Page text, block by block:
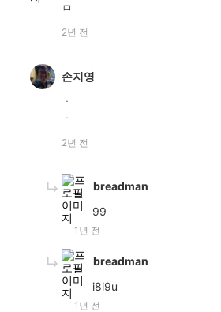
ㅁ
2년 전
손지영
ㆍ
ㆍ
2년 전
breadman
99
1년 전
breadman
i8i9u
1년 전